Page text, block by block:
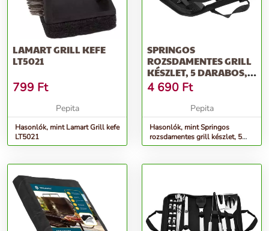
LAMART GRILL KEFE
LT5021
799 Ft
Pepita
Hasonlók, mint Lamart Grill kefe
LT5021
SPRINGOS
ROZSDAMENTES GRILL
KÉSZLET, 5 DARABOS,
GRILLSZETT TÁSKÁBAN
4 690 Ft
Pepita
Hasonlók, mint Springos
rozsdamentes grill készlet, 5
darabos, grillszett táskában